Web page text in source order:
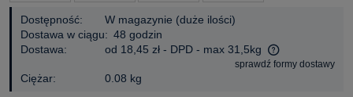
Dostępność:
W magazynie (duże ilości)
Dostawa w ciągu: 48 godzin
Dostawa:
od 18,45 zł - DPD - max 31,5kg
Cena nie zawiera ewentualnych kosztów płatnościsprawdź formy dostawy
Ciężar: 0.08 kg